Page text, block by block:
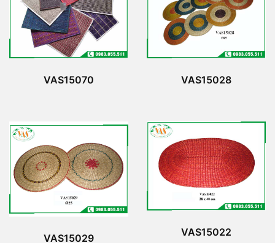
VAS15070 VAS15028
VAS15029 VAS15022